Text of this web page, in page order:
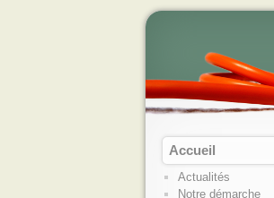
Accueil
Actualités
Notre démarche